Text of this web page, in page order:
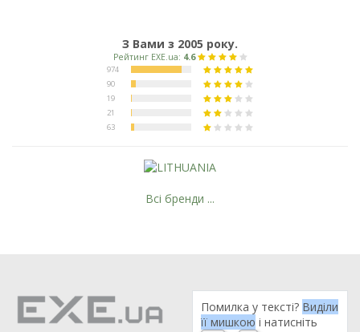
З Вами з 2005 року.
Всі бренди ...
Помилка у тексті? Виділи
її мишкою і натисніть